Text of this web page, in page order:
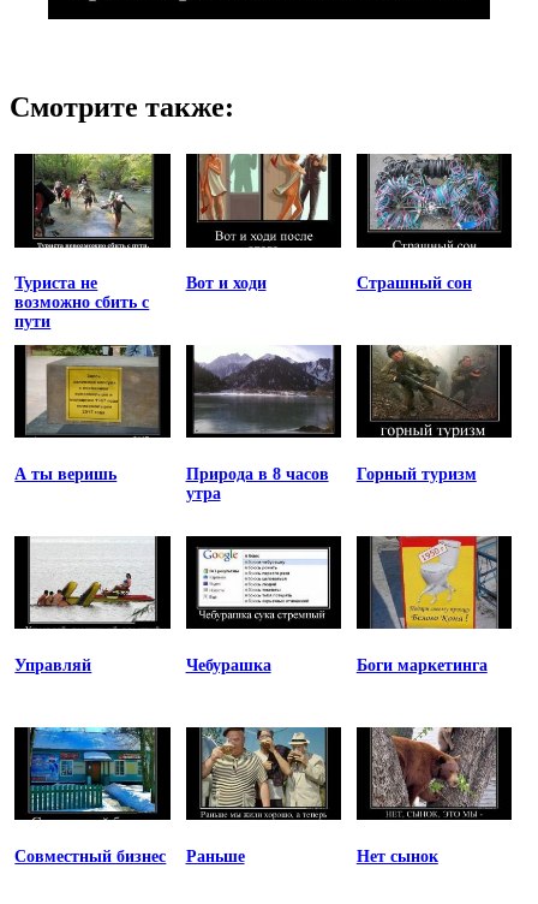
Смотрите также:
Туриста не
возможно сбить с
пути
Вот и ходи Страшный сон
А ты веришь
Природа в 8 часов
утра
Горный туризм
Управляй Чебурашка Боги маркетинга
Совместный бизнес Раньше Нет сынок